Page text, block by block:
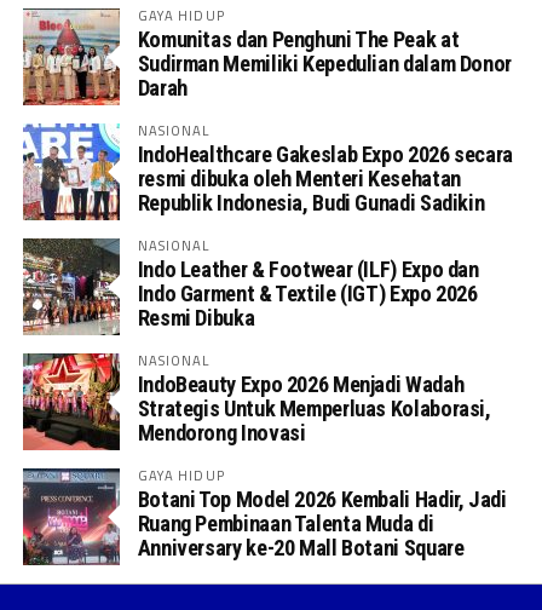
GAYA HIDUP
Komunitas dan Penghuni The Peak at
Sudirman Memiliki Kepedulian dalam Donor
Darah
NASIONAL
IndoHealthcare Gakeslab Expo 2026 secara
resmi dibuka oleh Menteri Kesehatan
Republik Indonesia, Budi Gunadi Sadikin
NASIONAL
Indo Leather & Footwear (ILF) Expo dan
Indo Garment & Textile (IGT) Expo 2026
Resmi Dibuka
NASIONAL
IndoBeauty Expo 2026 Menjadi Wadah
Strategis Untuk Memperluas Kolaborasi,
Mendorong Inovasi
GAYA HIDUP
Botani Top Model 2026 Kembali Hadir, Jadi
Ruang Pembinaan Talenta Muda di
Anniversary ke-20 Mall Botani Square